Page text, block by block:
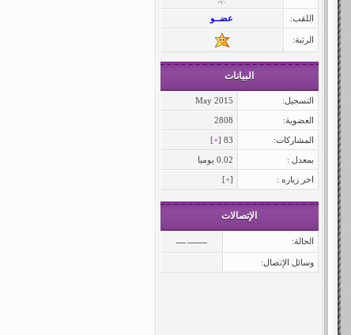
اللقب: عضــو
الرتبة:
البيانات
التسجيل: May 2015
العضوية: 2808
المشاركات: 83 [
+
]
بمعدل : 0.02 يوميا
اخر زياره : [
+
]
الإتصالات
الحالة:
وسائل الإتصال: